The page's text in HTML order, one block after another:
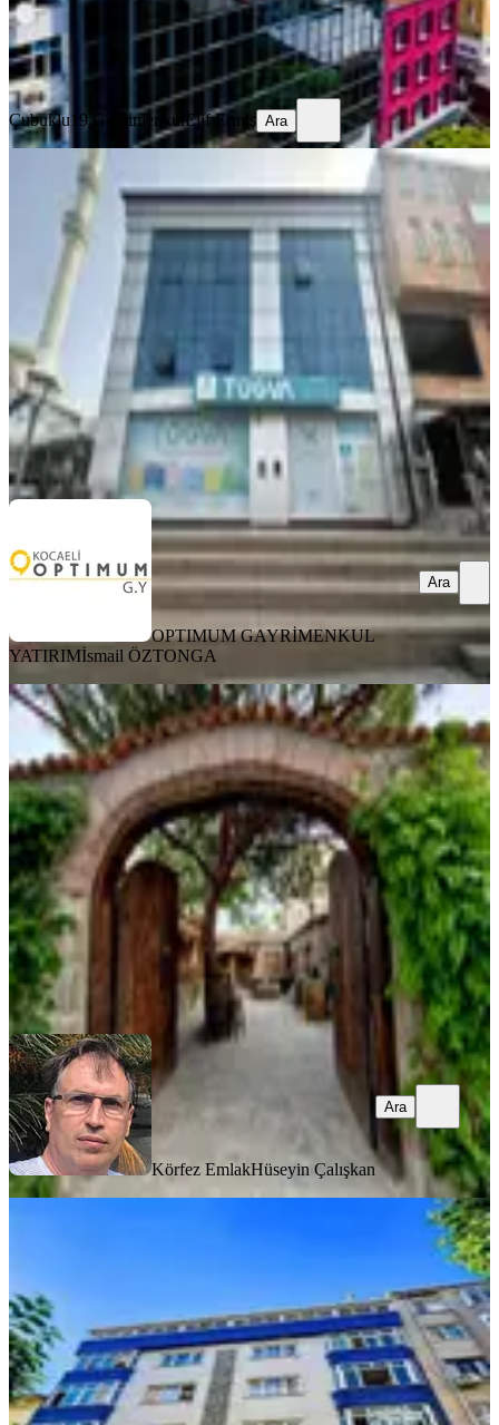
Çubuklu19 Gayrimenkul Elif Ermiş
Ara
Çubuklu19 GayrimenkulElif Ermiş Ara
Kw Arven'den Belediye Yani
Dershaneye Kursa Uygun Ticari Bina
Kocaeli, Gölcük
1 Oda
680 m² 05.08.2026
54.000.000 ₺
OPTIMUM GAYRİMENKUL YATIRIMİsmail ÖZTONGA
Ara
OPTIMUM GAYRİMENKUL
YATIRIMİsmail ÖZTONGA
Ara
YENİ
Ayvalık Kucukkoy De Satılık Sanat
Galerisi.kafe.konut.
Balıkesir, Ayvalık
143 m²·03.08.2026
135.000.000 ₺
Körfez Emlak Hüseyin Çalışkan
Ara
Körfez EmlakHüseyin Çalışkan
Ara
Yatırımcısına Hazır Gelir! 11 Daire + 2
1 Oda·263 m²·03.08.2026
82.000.000 ₺